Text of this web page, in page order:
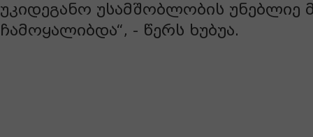
უკიდეგანო უსამშობლობის უნებლიე
ჩამოყალიბდა“, - წერს ხუბუა.